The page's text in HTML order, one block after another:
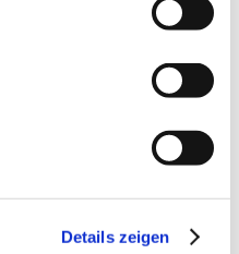
Details zeigen